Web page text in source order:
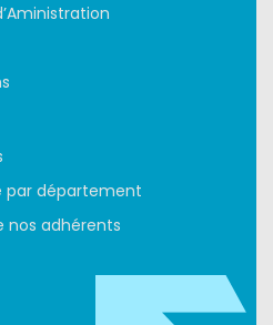
par département
nos adhérents